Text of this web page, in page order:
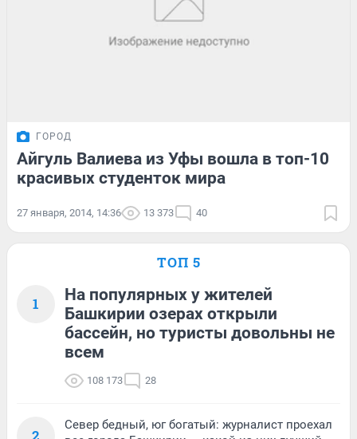
ГОРОД
Айгуль Валиева из Уфы вошла в топ-10
красивых студенток мира
27 января, 2014, 14:36 13 373 40
ТОП 5
1
На популярных у жителей
Башкирии озерах открыли
бассейн, но туристы довольны не
всем
108 173 28
Север бедный, юг богатый: журналист проехал